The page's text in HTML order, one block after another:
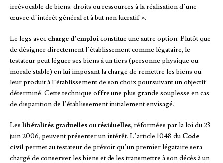
irrévocable de biens, droits ou ressources à la réalisation d’une
œuvre d’intérêt général et à but non lucratif ».
Le legs avec charge d’emploiconstitue une autre option. Plutôt que
de désigner directement l’établissement comme légataire, le
testateur peut léguer ses biens à un tiers (personne physique ou
morale stable) en lui imposant la charge de remettre les biens ou
leur produit à l’établissement de son choix poursuivant un objectif
déterminé. Cette technique offre une plus grande souplesse en cas
de disparition de l’établissement initialement envisagé.
Les libéralités graduellesourésiduelles, réformées par la loi du 23
juin 2006, peuvent présenter un intérêt. L’article 1048 duCode
civilpermet au testateur de prévoir qu’un premier légataire sera
chargé de conserver les biens et de les transmettre à son décès à un